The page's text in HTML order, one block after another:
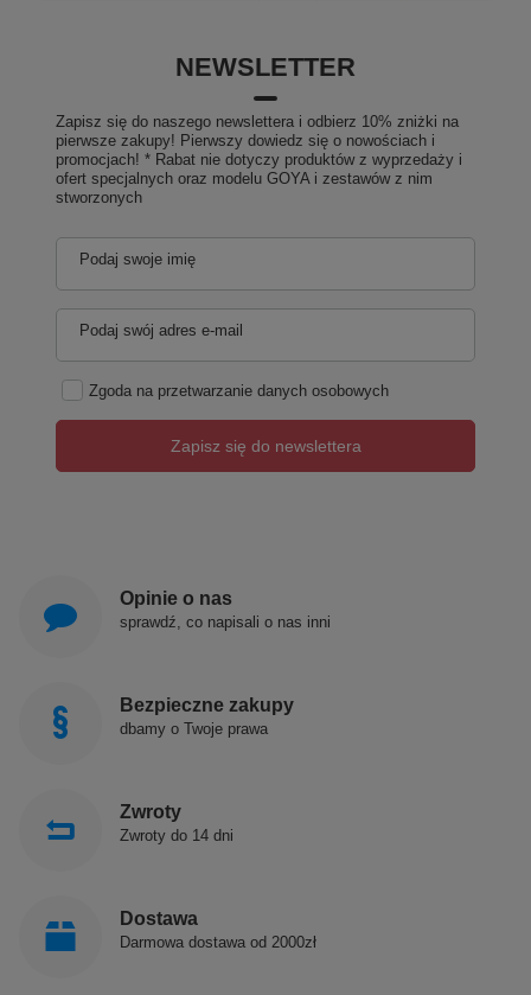
NEWSLETTER
Zapisz się do naszego newslettera i odbierz 10% zniżki na
pierwsze zakupy! Pierwszy dowiedz się o nowościach i
promocjach! * Rabat nie dotyczy produktów z wyprzedaży i
ofert specjalnych oraz modelu GOYA i zestawów z nim
stworzonych
Podaj swoje imię
Podaj swój adres e-mail
Zgoda na przetwarzanie danych osobowych
Zapisz się do newslettera
Opinie o nas
sprawdź, co napisali o nas inni
Bezpieczne zakupy
dbamy o Twoje prawa
Zwroty
Zwroty do 14 dni
Dostawa
Darmowa dostawa od 2000zł